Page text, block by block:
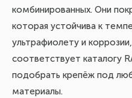
комбинированных. Они
которая устойчива к
ультрафиолету и
соответствует каталогу
подобрать крепёж под
материалы.